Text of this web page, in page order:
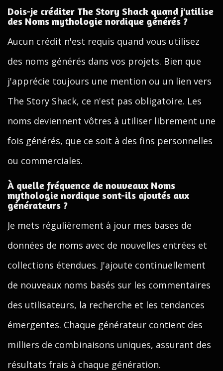
Dois-je créditer The Story Shack quand j'utilise
des Noms mythologie nordique générés ?
Aucun crédit n'est requis quand vous utilisez
des noms générés dans vos projets. Bien que
j'apprécie toujours une mention ou un lien vers
The Story Shack, ce n'est pas obligatoire. Les
noms deviennent vôtres à utiliser librement une
fois générés, que ce soit à des fins personnelles
ou commerciales.
À quelle fréquence de nouveaux Noms
mythologie nordique sont-ils ajoutés aux
générateurs ?
Je mets régulièrement à jour mes bases de
données de noms avec de nouvelles entrées et
collections étendues. J'ajoute continuellement
de nouveaux noms basés sur les commentaires
des utilisateurs, la recherche et les tendances
émergentes. Chaque générateur contient des
milliers de combinaisons uniques, assurant des
résultats frais à chaque génération.